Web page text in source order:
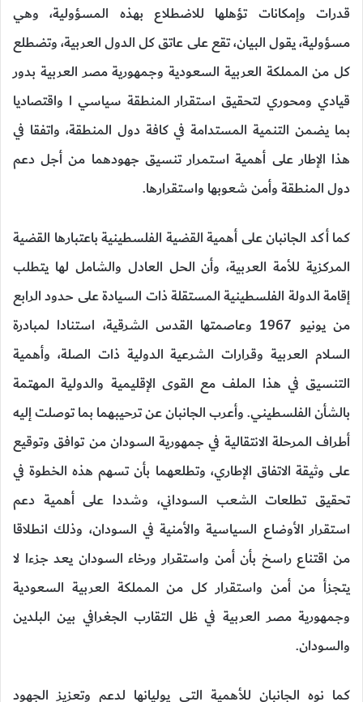
قدرات وإمكانات تؤهلها للاضطلاع بهذه المسؤولية، وهي
مسؤولية، يقول البيان، تقع على عاتق كل الدول العربية، وتضطلع
كل من المملكة العربية السعودية وجمهورية مصر العربية بدور
قيادي ومحوري لتحقيق استقرار المنطقة سياسي ا واقتصاديا
بما يضمن التنمية المستدامة في كافة دول المنطقة، واتفقا في
هذا الإطار على أهمية استمرار تنسيق جهودهما من أجل دعم
دول المنطقة وأمن شعوبها واستقرارها.
كما أكد الجانبان على أهمية القضية الفلسطينية باعتبارها القضية
المركزية للأمة العربية، وأن الحل العادل والشامل لها يتطلب
إقامة الدولة الفلسطينية المستقلة ذات السيادة على حدود الرابع
من يونيو 1967 وعاصمتها القدس الشرقية، استنادا لمبادرة
السلام العربية وقرارات الشرعية الدولية ذات الصلة، وأهمية
التنسيق في هذا الملف مع القوى الإقليمية والدولية المهتمة
بالشأن الفلسطيني. وأعرب الجانبان عن ترحيبهما بما توصلت إليه
أطراف المرحلة الانتقالية في جمهورية السودان من توافق وتوقيع
على وثيقة الاتفاق الإطاري، وتطلعهما بأن تسهم هذه الخطوة في
تحقيق تطلعات الشعب السوداني، وشددا على أهمية دعم
استقرار الأوضاع السياسية والأمنية في السودان، وذلك انطلاقا
من اقتناع راسخ بأن أمن واستقرار ورخاء السودان يعد جزءا لا
يتجزأ من أمن واستقرار كل من المملكة العربية السعودية
وجمهورية مصر العربية في ظل التقارب الجغرافي بين البلدين
والسودان.
كما نوه الجانبان للأهمية التي يوليانها لدعم وتعزيز الجهود